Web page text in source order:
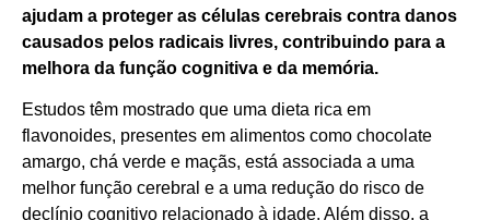
ajudam a proteger as células cerebrais contra danos
causados pelos radicais livres, contribuindo para a
melhora da função cognitiva e da memória.
Estudos têm mostrado que uma dieta rica em
flavonoides, presentes em alimentos como chocolate
amargo, chá verde e maçãs, está associada a uma
melhor função cerebral e a uma redução do risco de
declínio cognitivo relacionado à idade. Além disso, a